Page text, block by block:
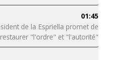
01:45
de la Espriella promet de
restaurer "l'ordre" et "l'autorité"